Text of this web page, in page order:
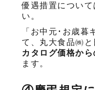
優遇措置につい
い。
「お中元･お歳暮
て、丸大食品㈱と
カタログ価格か
ます。